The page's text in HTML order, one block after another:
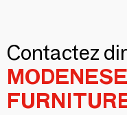
Contactez